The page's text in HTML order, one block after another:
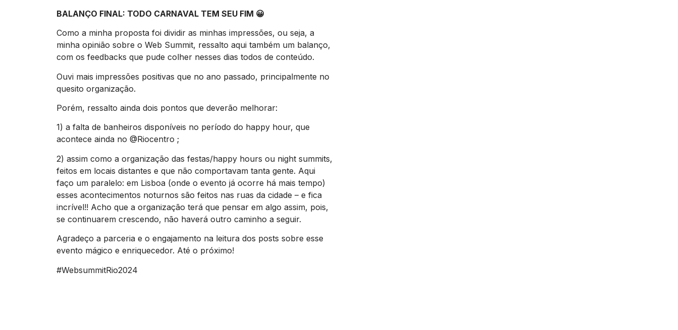
BALANÇO FINAL: TODO CARNAVAL TEM SEU FIM 😀
Como a minha proposta foi dividir as minhas impressões, ou seja, a
minha opinião sobre o Web Summit, ressalto aqui também um balanço,
com os feedbacks que pude colher nesses dias todos de conteúdo.
Ouvi mais impressões positivas que no ano passado, principalmente no
quesito organização.
Porém, ressalto ainda dois pontos que deverão melhorar:
1) a falta de banheiros disponíveis no período do happy hour, que
acontece ainda no @Riocentro ;
2) assim como a organização das festas/happy hours ou night summits,
feitos em locais distantes e que não comportavam tanta gente. Aqui
faço um paralelo: em Lisboa (onde o evento já ocorre há mais tempo)
esses acontecimentos noturnos são feitos nas ruas da cidade – e fica
incrível!! Acho que a organização terá que pensar em algo assim, pois,
se continuarem crescendo, não haverá outro caminho a seguir.
Agradeço a parceria e o engajamento na leitura dos posts sobre esse
evento mágico e enriquecedor. Até o próximo!
#WebsummitRio2024